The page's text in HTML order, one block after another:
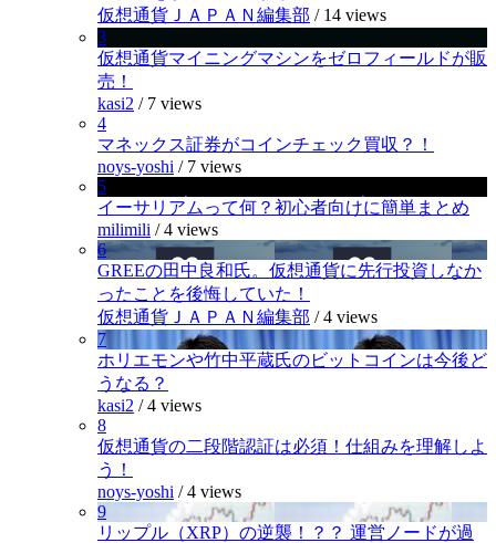
仮想通貨ＪＡＰＡＮ編集部 / 14 views
3
仮想通貨マイニングマシンをゼロフィールドが販
売！
kasi2 / 7 views
4
マネックス証券がコインチェック買収？！
noys-yoshi / 7 views
5
イーサリアムって何？初心者向けに簡単まとめ
milimili /4 views
6
GREEの田中良和氏。仮想通貨に先行投資しなか
ったことを後悔していた！
仮想通貨ＪＡＰＡＮ編集部 /4 views
7
ホリエモンや竹中平蔵氏のビットコインは今後ど
うなる？
kasi2 /4 views
8
仮想通貨の二段階認証は必須！仕組みを理解しよ
う！
noys-yoshi /4 views
9
リップル（XRP）の逆襲！？？ 運営ノードが過